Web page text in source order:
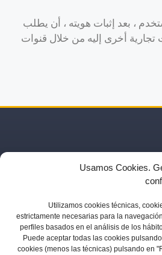
Usamos Cookies.
Utilizamos cookies técnicas,
estrictamente necesarias para la
perfiles basados en el análisis de los
Puede aceptar todas las cookies
cookies (menos las técnicas) pulsando en
، بعد إثبات هويته ، أن يطلب
أخرى إليه من خلال قنوات
الإعلانات صالات العرض اتصال